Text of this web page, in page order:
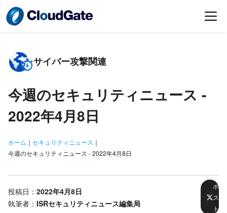
サイバー攻撃関連
今週のセキュリティニュース -
2022年4月8日
ホーム ｜ セキュリティニュース ｜
今週のセキュリティニュース - 2022年4月8日
投稿日： 2022年4月8日
執筆者： ISRセキュリティニュース編集局
ポ
ス
ト